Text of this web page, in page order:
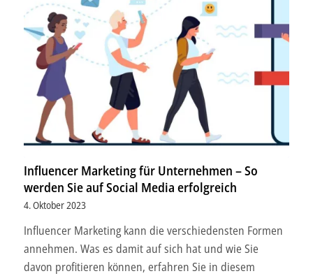
Influencer Marketing für Unternehmen – So
werden Sie auf Social Media erfolgreich
4. Oktober 2023
Influencer Marketing kann die verschiedensten Formen
annehmen. Was es damit auf sich hat und wie Sie
davon profitieren können, erfahren Sie in diesem